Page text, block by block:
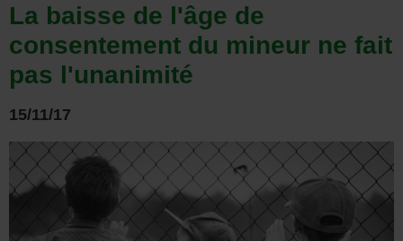
La baisse de l'âge de
consentement du mineur ne fait
pas l'unanimité
15/11/17